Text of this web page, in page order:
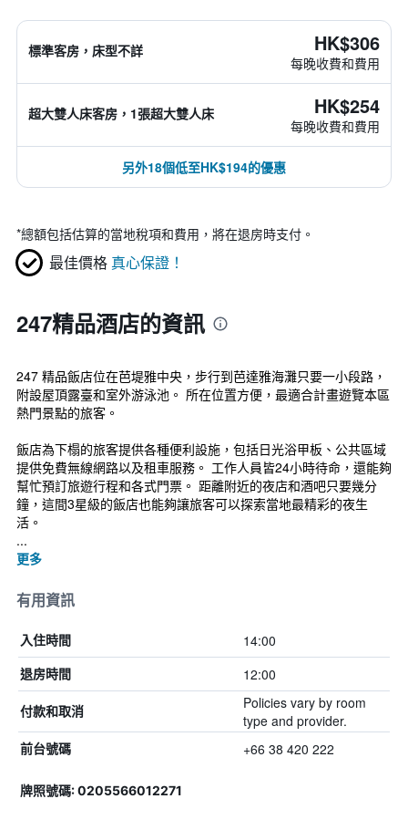
標準客房，床型不詳 HK$306
每晚收費和費用
超大雙人床客房，1張超大雙人床 HK$254
每晚收費和費用
另外18個低至HK$194的優惠
*總額包括估算的當地稅項和費用，將在退房時支付。
最佳價格 真心保證！
247精品酒店的資訊
247 精品飯店位在芭堤雅中央，步行到芭達雅海灘只要一小段路，
附設屋頂露臺和室外游泳池。 所在位置方便，最適合計畫遊覽本區
熱門景點的旅客。
飯店為下榻的旅客提供各種便利設施，包括日光浴甲板、公共區域
提供免費無線網路以及租車服務。 工作人員皆24小時待命，還能夠
幫忙預訂旅遊行程和各式門票。 距離附近的夜店和酒吧只要幾分
鐘，這間3星級的飯店也能夠讓旅客可以探索當地最精彩的夜生
活。
...
更多
有用資訊
入住時間 14:00
退房時間 12:00
付款和取消
Policies vary by room
type and provider.
前台號碼 +66 38 420 222
牌照號碼: 0205566012271